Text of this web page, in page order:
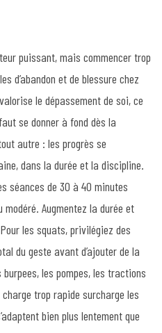
puissant, mais commencer trop
d’abandon et de blessure chez
le dépassement de soi, ce
se donner à fond dès la
autre : les progrès se
dans la durée et la discipline.
séances de 30 à 40 minutes
Augmentez la durée et
les squats, privilégiez des
du geste avant d’ajouter de la
les pompes, les tractions
trop rapide surcharge les
bien plus lentement que